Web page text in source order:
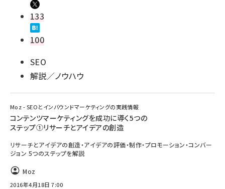
133
100
SEO
解説／ノウハウ
Moz - SEOとインバウンドマーケティングの実践情報
コンテンツマーケティングを成功に導く5つの
ステップ①リサーチとアイデアの創造
リサーチとアイデアの創造・アイデアの評価・制作・プロモーション・コンバー
ジョン 5つのステップを解説
Moz
2016年4月18日 7:00